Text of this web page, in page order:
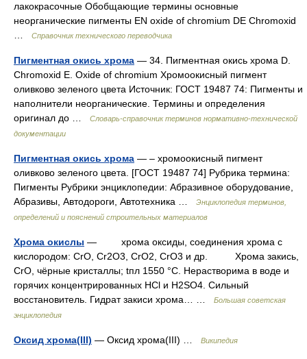
лакокрасочные Обобщающие термины основные
неорганические пигменты EN oxide of chromium DE Chromoxid
Справочник технического переводчика
Пигментная окись хрома — 34. Пигментная окись хрома D.
Chromoxid Е. Oxide of chromium Хромоокисный пигмент
оливково зеленого цвета Источник: ГОСТ 19487 74: Пигменты и
наполнители неорганические. Термины и определения
оригинал до …
Словарь-справочник терминов нормативно-технической
документации
Пигментная окись хрома — – хромоокисный пигмент
оливково зеленого цвета. [ГОСТ 19487 74] Рубрика термина:
Пигменты Рубрики энциклопедии: Абразивное оборудование,
Абразивы, Автодороги, Автотехника …
Энциклопедия терминов,
определений и пояснений строительных материалов
Хрома окислы — хрома оксиды, соединения хрома с
кислородом: CrO, Cr2O3, CrO2, CrO3 и др. Хрома закись,
CrO, чёрные кристаллы; tпл 1550 °С. Нерастворима в воде и
горячих концентрированных HCl и H2SO4. Сильный
восстановитель. Гидрат закиси хрома… …
Большая советская
энциклопедия
Оксид хрома(III) — Оксид хрома(III) … Википедия